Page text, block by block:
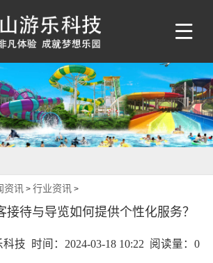
资讯 >行业资讯 >
接待与导览如何提供个性化服务？
技 时间：2024-03-18 10:22 阅读量： 0